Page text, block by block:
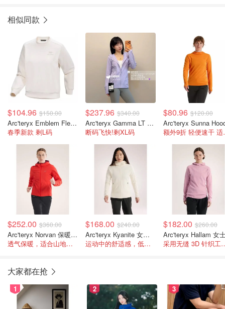
相似同款
$104.96 $150.00
Arc'teryx Emblem Fleece 圆领卫衣 女款
春季新款 剩L码
$237.96 $340.00
Arc'teryx Gamma LT 女士连帽夹克
断码飞快!剩XL码
$80.96 $120.00
额外
$252.00 $360.00
Arc'teryx Norvan 保暖连帽夹克 女款
透气保暖，适合山地跑步
$168.00 $240.00
Arc'teryx Kyanite 女款连帽衫
运动中的舒适感，低强度到中等强度山地活动
$182.00 $260.00
采用无缝 3D
大家都在抢
1 2 3